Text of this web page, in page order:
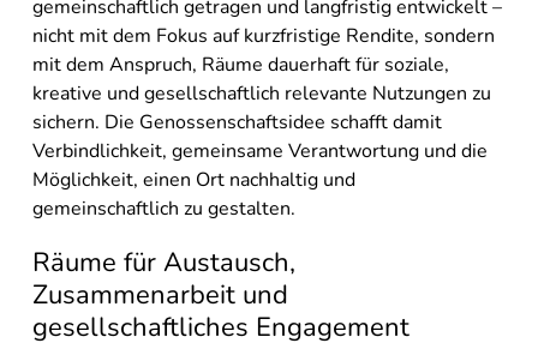
gemeinschaftlich getragen und langfristig entwickelt –
nicht mit dem Fokus auf kurzfristige Rendite, sondern
mit dem Anspruch, Räume dauerhaft für soziale,
kreative und gesellschaftlich relevante Nutzungen zu
sichern. Die Genossenschaftsidee schafft damit
Verbindlichkeit, gemeinsame Verantwortung und die
Möglichkeit, einen Ort nachhaltig und
gemeinschaftlich zu gestalten.
Räume für Austausch,
Zusammenarbeit und
gesellschaftliches Engagement